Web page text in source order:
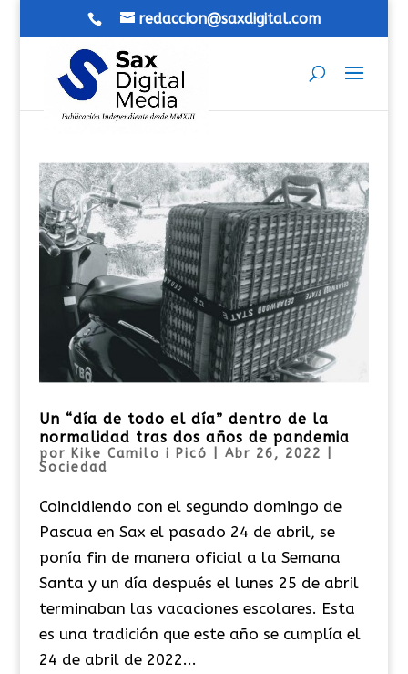
redaccion@saxdigital.com
Un “día de todo el día” dentro de la
normalidad tras dos años de pandemia
por Kike Camilo i Picó Abr 26, 2022
Sociedad
Coincidiendo con el segundo domingo de
Pascua en Sax el pasado 24 de abril, se
ponía fin de manera oficial a la Semana
Santa y un día después el lunes 25 de abril
terminaban las vacaciones escolares. Esta
es una tradición que este año se cumplía el
24 de abril de 2022...